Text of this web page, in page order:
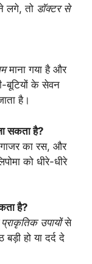
लगे, तो डॉक्टर से
माना गया है और
बूटियों के सेवन
है।
सकता है?
का रस, और
को धीरे-धीरे
है?
उपायोंसे
हो या दर्द दे